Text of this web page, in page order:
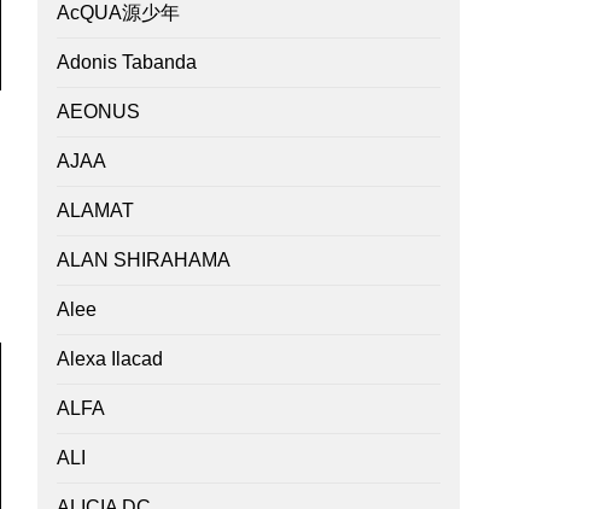
AcQUA源少年
Adonis Tabanda
AEONUS
AJAA
ALAMAT
ALAN SHIRAHAMA
Alee
Alexa Ilacad
ALFA
ALI